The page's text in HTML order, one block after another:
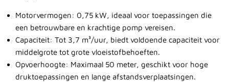
Motorvermogen: 0,75 kW, ideaal voor toepassingen die
een betrouwbare en krachtige pomp vereisen.
Capaciteit: Tot 3,7 m³/uur, biedt voldoende capaciteit voor
middelgrote tot grote vloeistofbehoeften.
Opvoerhoogte: Maximaal 50 meter, geschikt voor hoge
druktoepassingen en lange afstandsverplaatsingen.